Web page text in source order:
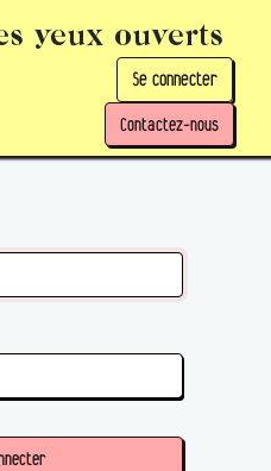
yeux ouverts
Se connecter
Contactez-nous